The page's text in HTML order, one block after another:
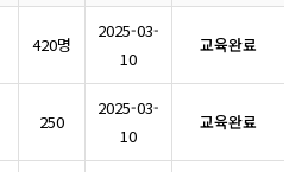
420명
2025-03-
10
교육완료
250
2025-03-
10
교육완료